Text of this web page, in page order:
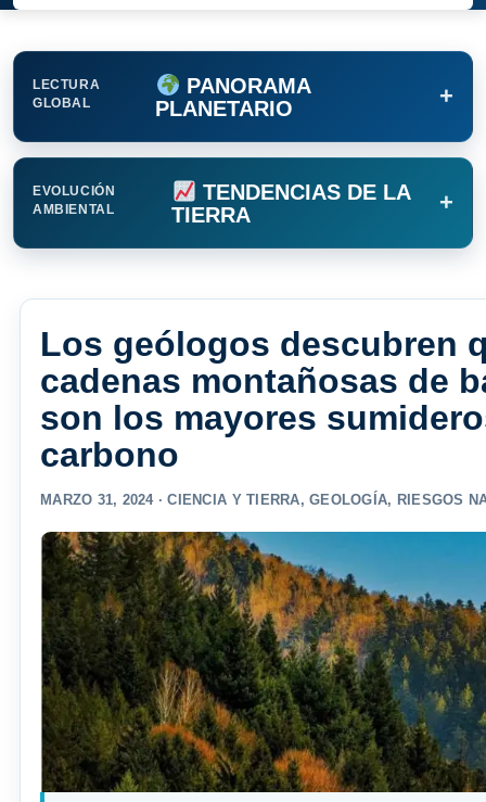
LECTURA
GLOBAL
PANORAMA
PLANETARIO
+
EVOLUCIÓN
AMBIENTAL
TENDENCIAS DE LA
TIERRA
+
Los geólogos descubren
cadenas montañosas de
son los mayores
carbono
MARZO 31, 2024 ·CIENCIA Y TIERRA,GEOLOGÍA, RIESGOS